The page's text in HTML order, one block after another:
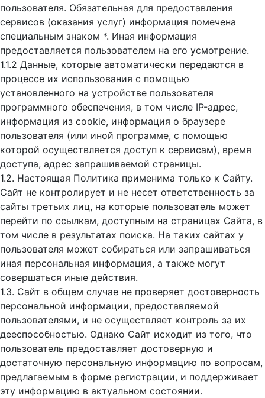
пользователя. Обязательная для предоставления
сервисов (оказания услуг) информация помечена
специальным знаком *. Иная информация
предоставляется пользователем на его усмотрение.
1.1.2 Данные, которые автоматически передаются в
процессе их использования с помощью
установленного на устройстве пользователя
программного обеспечения, в том числе IP-адрес,
информация из cookie, информация о браузере
пользователя (или иной программе, с помощью
которой осуществляется доступ к cервисам), время
доступа, адрес запрашиваемой страницы.
1.2. Настоящая Политика применима только к Сайту.
Сайт не контролирует и не несет ответственность за
сайты третьих лиц, на которые пользователь может
перейти по ссылкам, доступным на страницах Сайта, в
том числе в результатах поиска. На таких сайтах у
пользователя может собираться или запрашиваться
иная персональная информация, а также могут
совершаться иные действия.
1.3. Сайт в общем случае не проверяет достоверность
персональной информации, предоставляемой
пользователями, и не осуществляет контроль за их
дееспособностью. Однако Сайт исходит из того, что
пользователь предоставляет достоверную и
достаточную персональную информацию по вопросам,
предлагаемым в форме регистрации, и поддерживает
эту информацию в актуальном состоянии.